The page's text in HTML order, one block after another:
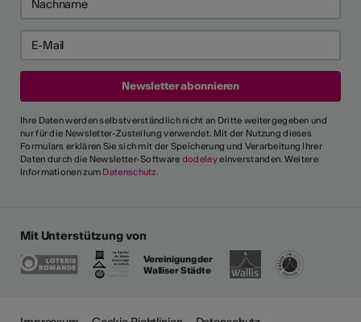
Ihre Daten werden selbstverständlich nicht an Dritte weitergegeben und
nur für die Newsletter-Zustellung verwendet. Mit der Nutzung dieses
Formulars erklären Sie sich mit der Speicherung und Verarbeitung Ihrer
Daten durch die Newsletter-Software dodeleyeinverstanden. Weitere
Informationen zum Datenschutz.
Mit Unterstützung von
Vereinigung der
Walliser Städte